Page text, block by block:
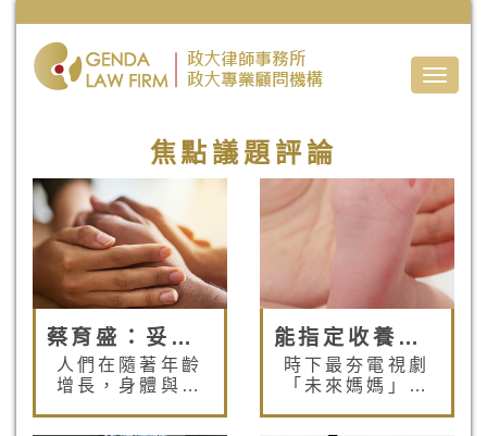
Toggle
焦點議題評論
蔡育盛：妥善制定意定監護契約 確保您未來的養護與資產管理
人們在隨著年齡
增長，身體與心
能指定收養沒有血緣關係的孩子嗎？
時下最夯電視劇
「未來媽媽」探